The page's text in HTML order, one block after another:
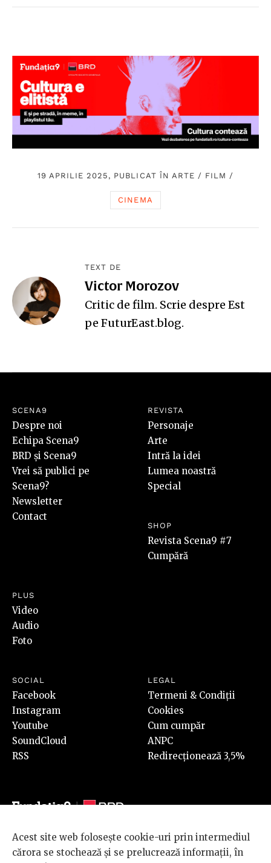
19 APRILIE 2025, PUBLICAT ÎN ARTE / FILM /
CINEMA
TEXT DE
Victor Morozov
Critic de film. Scrie despre Est
pe FuturEast.blog.
SCENA9
Despre noi
Echipa Scena9
BRD și Scena9
Vrei să publici pe
Scena9?
Newsletter
Contact
REVISTA
Personaje
Arte
Intră la idei
Lumea noastră
Special
SHOP
Revista Scena9 #7
Cumpără
PLUS
Video
Audio
Foto
SOCIAL
Facebook
Instagram
Youtube
SoundCloud
RSS
LEGAL
Termeni & Condiții
Cookies
Cum cumpăr
ANPC
Redirecționează 3,5%
© 2026 BRD Groupe Société Générale, toate drepturile rezervate.
Acest site web folosește cookie-uri prin intermediul
cărora se stochează și se prelucrează informații, în